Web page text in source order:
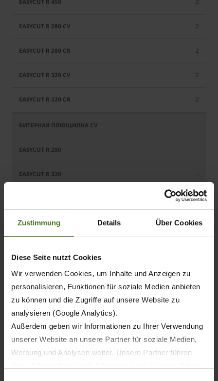
Zustimmung Details Über Cookies
Diese Seite nutzt Cookies
Wir verwenden Cookies, um Inhalte und Anzeigen zu
personalisieren, Funktionen für soziale Medien anbieten
zu können und die Zugriffe auf unsere Website zu
analysieren (Google Analytics).
Außerdem geben wir Informationen zu Ihrer Verwendung
unserer Website an unsere Partner für soziale Medien,
Werbung und Analysen weiter. Unsere Partner führen
2
2
2
2
2
-
-
Серия
-